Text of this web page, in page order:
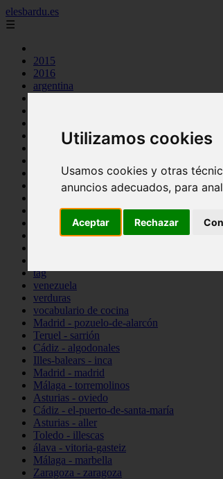
Utilizamos cookies
Usamos cookies y otras
anuncios adecuados, para
Aceptar Rechazar
elesbardu.es
☰
2015
2016
argentina
cocina casera
comidas
huevos
mariscos
postres
tag
venezuela
verduras
vocabulario de cocina
Madrid - pozuelo-de-alarcón
Teruel - sarrión
Cádiz - algodonales
Illes-balears - inca
Madrid - madrid
Málaga - torremolinos
Asturias - oviedo
Cádiz - el-puerto-de-santa-maría
Asturias - aller
Toledo - illescas
álava - vitoria-gasteiz
Málaga - marbella
Zaragoza - zaragoza